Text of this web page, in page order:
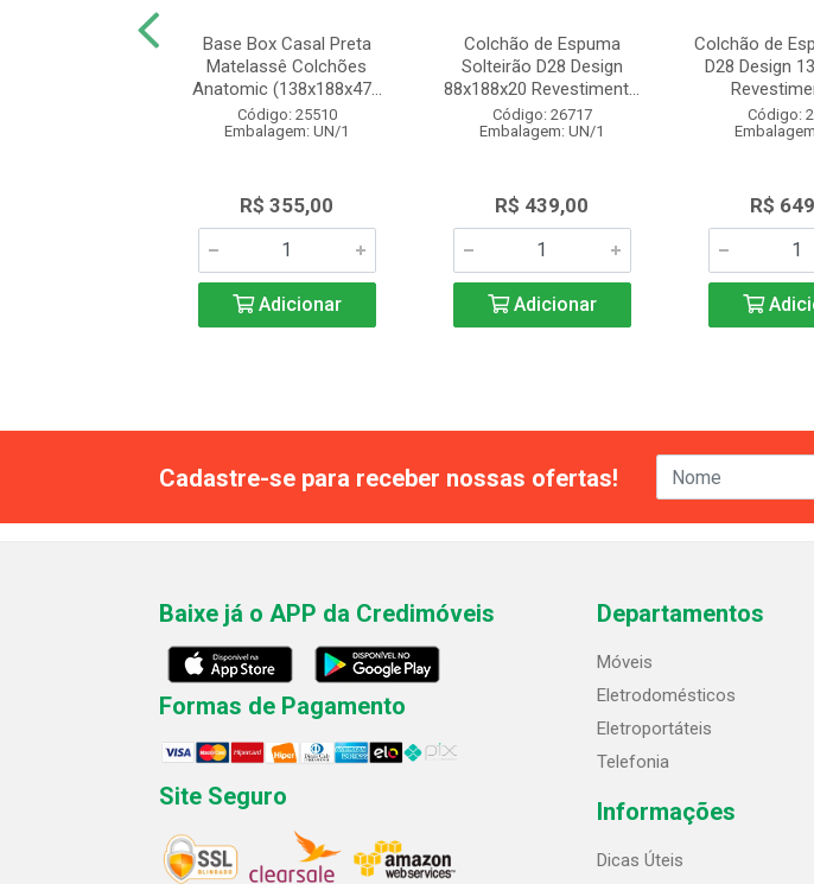
Base Box Casal Preta
Matelassê Colchões
Anatomic (138x188x47...
Código: 25510
Embalagem: UN/1
R$ 355,00
Adicionar
Colchão de Espuma
Solteirão D28 Design
88x188x20 Revestiment...
Código: 26717
Embalagem: UN/1
R$ 439,00
Adicionar
Colchão de
D28 Design
Código:
R$
Cadastre-se para receber nossas ofertas!
Baixe já o APP da Credimóveis
Formas de Pagamento
Site Seguro
Departamentos
Móveis
Eletrodomésticos
Eletroportáteis
Telefonia
Informações
Dicas Úteis